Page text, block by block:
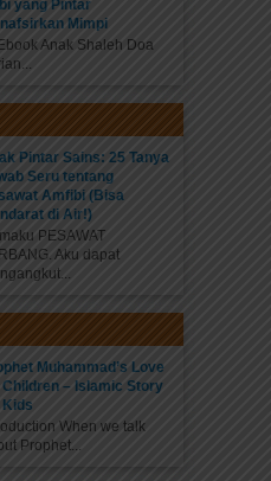
yang Pintar
Mimpi
Anak Shaleh Doa
Pintar Sains: 25 Tanya
Seru tentang
Amfibi (Bisa
di Air!)
PESAWAT
Aku dapat
Muhammad’s Love
– Islamic Story
When we talk
Prophet...